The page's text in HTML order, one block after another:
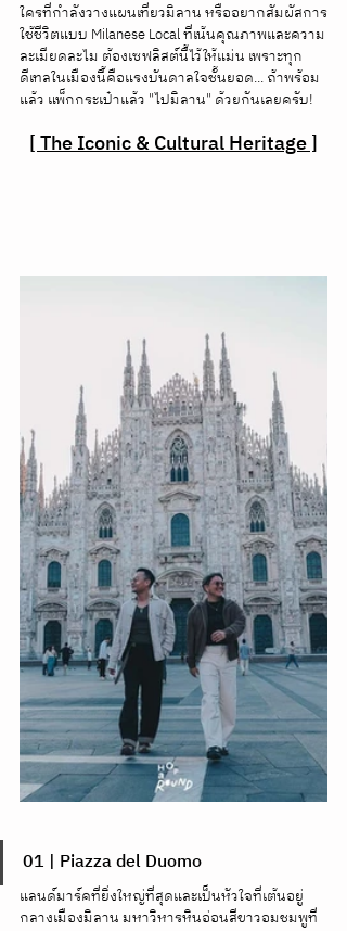
ใครที่กำลังวางแผนเที่ยวมิลาน หรืออยากสัมผัสการ
ใช้ชีวิตแบบ Milanese Local ที่เน้นคุณภาพและความ
ละเมียดละไม ต้องเซฟลิสต์นี้ไว้ให้แม่น เพราะทุก
ดีเทลในเมืองนี้คือแรงบันดาลใจชั้นยอด... ถ้าพร้อม
แล้ว แพ็กกระเป๋าแล้ว "ไปมิลาน" ด้วยกันเลยครับ!
[ The Iconic & Cultural Heritage ]
01 | Piazza del Duomo
แลนด์มาร์คที่ยิ่งใหญ่ที่สุดและเป็นหัวใจที่เต้นอยู่
กลางเมืองมิลาน มหาวิหารหินอ่อนสีขาวอมชมพูที่